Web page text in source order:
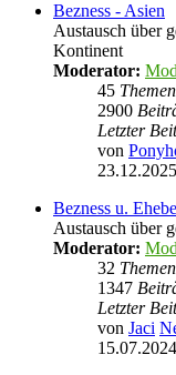
Bezness - Asien
Austausch über
Kontinent
Moderator:
45 Themen
2900
Letzter
von
Bezness u.
Austausch über
Moderator:
32 Themen
1347
Letzter
von Jaci